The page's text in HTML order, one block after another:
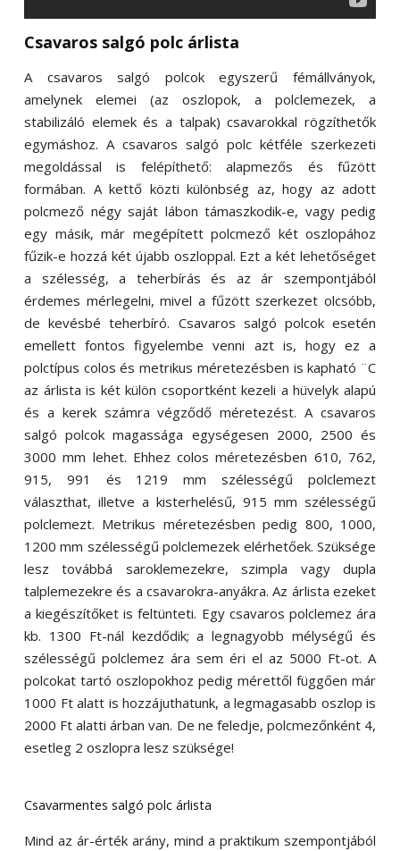
Csavaros salgó polc árlista
A csavaros salgó polcok egyszerű fémállványok,
amelynek elemei (az oszlopok, a polclemezek, a
stabilizáló elemek és a talpak) csavarokkal rögzíthetők
egymáshoz. A csavaros salgó polc kétféle szerkezeti
megoldással is felépíthető: alapmezős és fűzött
formában. A kettő közti különbség az, hogy az adott
polcmező négy saját lábon támaszkodik-e, vagy pedig
egy másik, már megépített polcmező két oszlopához
fűzik-e hozzá két újabb oszloppal. Ezt a két lehetőséget
a szélesség, a teherbírás és az ár szempontjából
érdemes mérlegelni, mivel a fűzött szerkezet olcsóbb,
de kevésbé teherbíró. Csavaros salgó polcok esetén
emellett fontos figyelembe venni azt is, hogy ez a
polctípus colos és metrikus méretezésben is kapható ¨C
az árlista is két külön csoportként kezeli a hüvelyk alapú
és a kerek számra végződő méretezést. A csavaros
salgó polcok magassága egységesen 2000, 2500 és
3000 mm lehet. Ehhez colos méretezésben 610, 762,
915, 991 és 1219 mm szélességű polclemezt
választhat, illetve a kisterhelésű, 915 mm szélességű
polclemezt. Metrikus méretezésben pedig 800, 1000,
1200 mm szélességű polclemezek elérhetőek. Szüksége
lesz továbbá saroklemezekre, szimpla vagy dupla
talplemezekre és a csavarokra-anyákra. Az árlista ezeket
a kiegészítőket is feltünteti. Egy csavaros polclemez ára
kb. 1300 Ft-nál kezdődik; a legnagyobb mélységű és
szélességű polclemez ára sem éri el az 5000 Ft-ot. A
polcokat tartó oszlopokhoz pedig mérettől függően már
1000 Ft alatt is hozzájuthatunk, a legmagasabb oszlop is
2000 Ft alatti árban van. De ne feledje, polcmezőnként 4,
esetleg 2 oszlopra lesz szüksége!
Csavarmentes salgó polc árlista
Mind az ár-érték arány, mind a praktikum szempontjából